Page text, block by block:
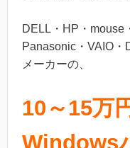
DELL・HP・mouse
Panasonic・VAIO・
メーカーの、
10～15万
Windows